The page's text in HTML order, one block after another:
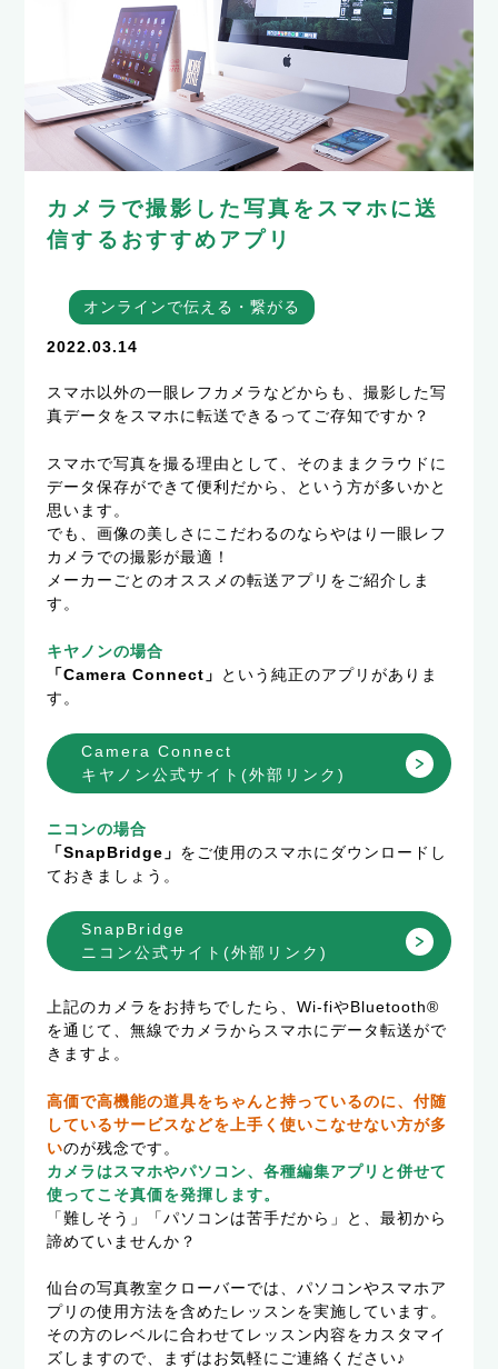
カメラで撮影した写真をスマホに送
信するおすすめアプリ
オンラインで伝える・繋がる
2022.03.14
スマホ以外の一眼レフカメラなどからも、撮影した写
真データをスマホに転送できるってご存知ですか？
スマホで写真を撮る理由として、そのままクラウドに
データ保存ができて便利だから、という方が多いかと
思います。
でも、画像の美しさにこだわるのならやはり一眼レフ
カメラでの撮影が最適！
メーカーごとのオススメの転送アプリをご紹介しま
す。
キヤノンの場合
「Camera Connect」 という純正のアプリがありま
す。
Camera Connect
キヤノン公式サイト(外部リンク)
ニコンの場合
「SnapBridge」 をご使用のスマホにダウンロードし
ておきましょう。
SnapBridge
ニコン公式サイト(外部リンク)
上記のカメラをお持ちでしたら、Wi-fiやBluetooth®
を通じて、無線でカメラからスマホにデータ転送がで
きますよ。
高価で高機能の道具をちゃんと持っているのに、付随
しているサービスなどを上手く使いこなせない方が多
いのが残念です。
カメラはスマホやパソコン、各種編集アプリと併せて
使ってこそ真価を発揮します。
「難しそう」「パソコンは苦手だから」と、最初から
諦めていませんか？
仙台の写真教室クローバーでは、パソコンやスマホア
プリの使用方法を含めたレッスンを実施しています。
その方のレベルに合わせてレッスン内容をカスタマイ
ズしますので、まずはお気軽にご連絡ください♪